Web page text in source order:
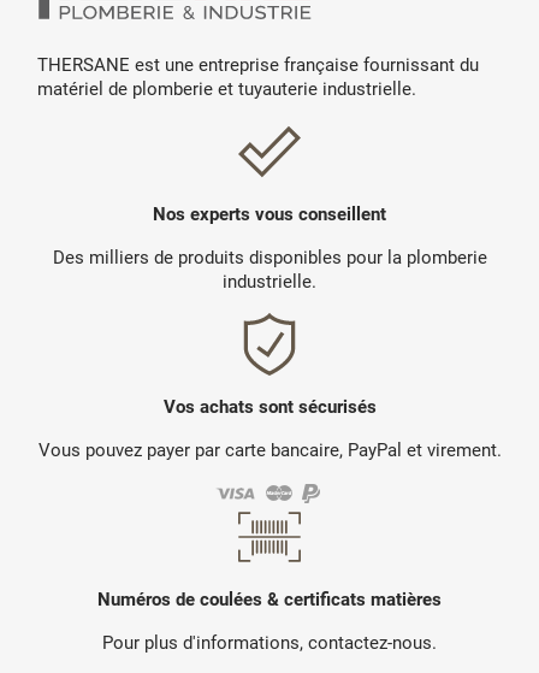
THERSANE est une entreprise française fournissant du
matériel de plomberie et tuyauterie industrielle.
Nos experts vous conseillent
Des milliers de produits disponibles pour la plomberie
industrielle.
Vos achats sont sécurisés
Vous pouvez payer par carte bancaire, PayPal et virement.
Numéros de coulées & certificats matières
Pour plus d'informations, contactez-nous.